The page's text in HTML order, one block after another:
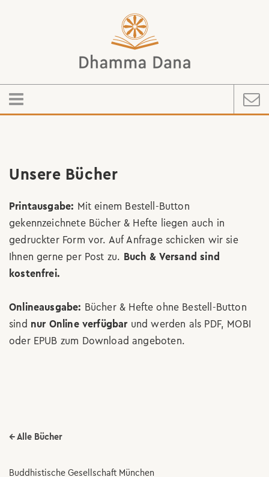
Unsere Bücher
Printausgabe: Mit einem Bestell-Button
gekennzeichnete Bücher & Hefte liegen auch in
gedruckter Form vor. Auf Anfrage schicken wir sie
Ihnen gerne per Post zu. Buch & Versand sind
kostenfrei.
Onlineausgabe: Bücher & Hefte ohne Bestell-Button
sind nur Online verfügbar und werden als PDF, MOBI
oder EPUB zum Download angeboten.
← Alle Bücher
Buddhistische Gesellschaft München